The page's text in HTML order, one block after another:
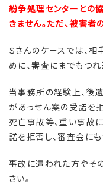
紛争処理センターとの
きません。ただ、被害者
Ｓさんのケースでは、
めに、審査にまでもつれ
当事務所の経験上、後
があっせん案の受諾を
死亡事故等、重い事故
諾を拒否し、審査会に
事故に遭われた方やそ
さい。